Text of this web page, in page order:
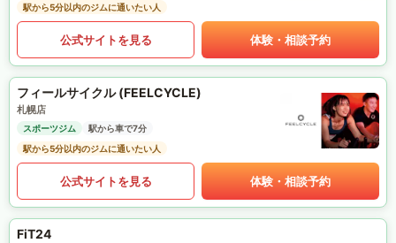
駅から5分以内のジムに通いたい人
公式サイトを見る 体験・相談予約
フィールサイクル (FEELCYCLE)
札幌店
スポーツジム
駅から車で7分
駅から5分以内のジムに通いたい人
公式サイトを見る 体験・相談予約
FiT24